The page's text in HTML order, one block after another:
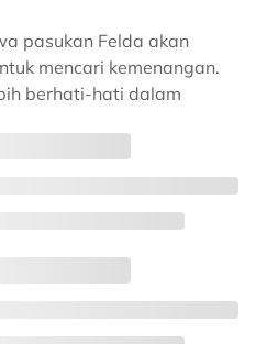
pasukan Felda akan
mencari kemenangan.
berhati-hati dalam